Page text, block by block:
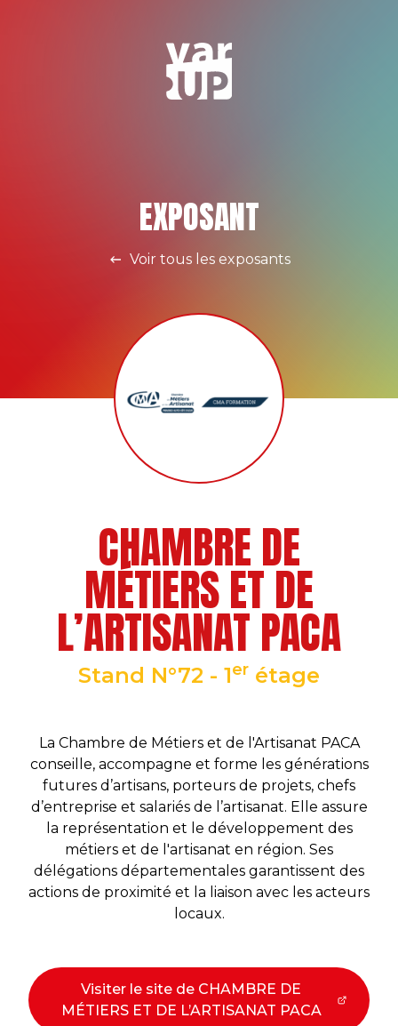
EXPOSANT
Voir tous les exposants
CHAMBRE DE
MÉTIERS ET DE
L’ARTISANAT PACA
Stand N°72 - 1er étage
La Chambre de Métiers et de l'Artisanat PACA
conseille, accompagne et forme les générations
futures d’artisans, porteurs de projets, chefs
d’entreprise et salariés de l’artisanat. Elle assure
la représentation et le développement des
métiers et de l'artisanat en région. Ses
délégations départementales garantissent des
actions de proximité et la liaison avec les acteurs
locaux.
Visiter le site de CHAMBRE DE
MÉTIERS ET DE L’ARTISANAT PACA